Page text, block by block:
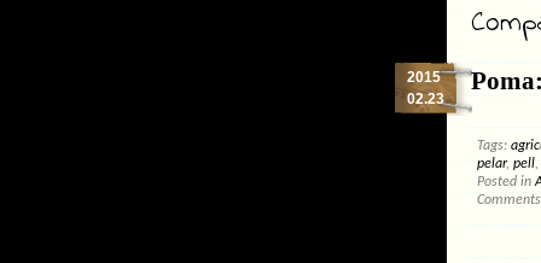
2015
02.23
Tags:
pelar, pell,
Posted in